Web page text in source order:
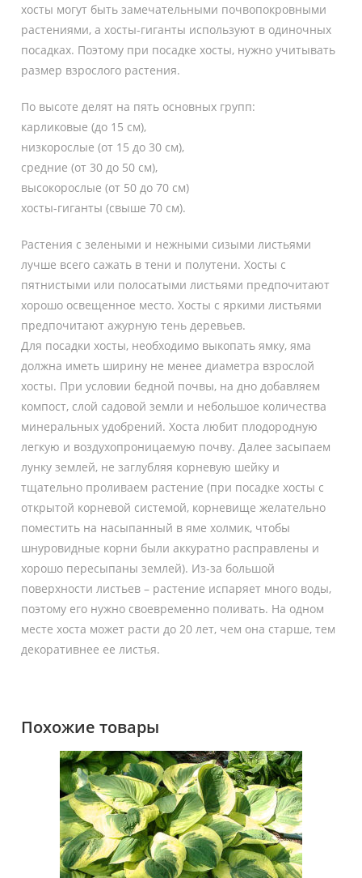
хосты могут быть замечательными почвопокровными
растениями, а хосты-гиганты используют в одиночных
посадках. Поэтому при посадке хосты, нужно учитывать
размер взрослого растения.
По высоте делят на пять основных групп:
карликовые (до 15 см),
низкорослые (от 15 до 30 см),
средние (от 30 до 50 см),
высокорослые (от 50 до 70 см)
хосты-гиганты (свыше 70 см).
Растения с зелеными и нежными сизыми листьями
лучше всего сажать в тени и полутени. Хосты с
пятнистыми или полосатыми листьями предпочитают
хорошо освещенное место. Хосты с яркими листьями
предпочитают ажурную тень деревьев.
Для посадки хосты, необходимо выкопать ямку, яма
должна иметь ширину не менее диаметра взрослой
хосты. При условии бедной почвы, на дно добавляем
компост, слой садовой земли и небольшое количества
минеральных удобрений. Хоста любит плодородную
легкую и воздухопроницаемую почву. Далее засыпаем
лунку землей, не заглубляя корневую шейку и
тщательно проливаем растение (при посадке хосты с
открытой корневой системой, корневище желательно
поместить на насыпанный в яме холмик, чтобы
шнуровидные корни были аккуратно расправлены и
хорошо пересыпаны землей). Из-за большой
поверхности листьев – растение испаряет много воды,
поэтому его нужно своевременно поливать. На одном
месте хоста может расти до 20 лет, чем она старше, тем
декоративнее ее листья.
Похожие товары